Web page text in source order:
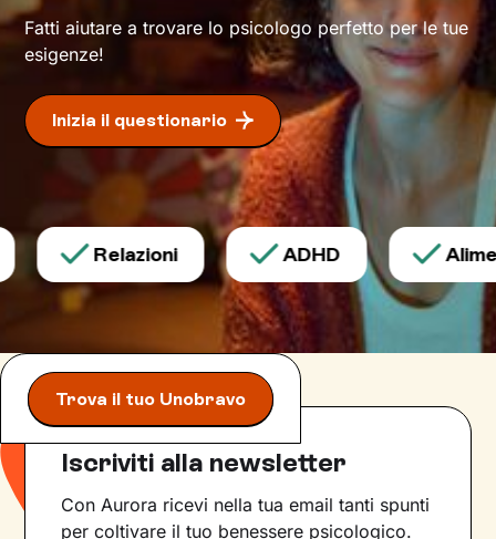
Fatti aiutare a trovare lo psicologo perfetto per le tue
esigenze!
Inizia il questionario
Relazioni ADHD
Trova il tuo Unobravo
Iscriviti alla newsletter
Con Aurora ricevi nella tua email tanti spunti
per coltivare il tuo benessere psicologico.